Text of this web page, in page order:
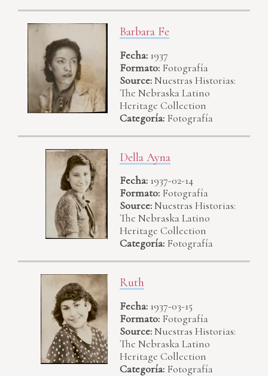
Barbara Fe
Fecha: 1937
Formato: Fotografía
Source:Nuestras Historias:
The Nebraska Latino
Heritage Collection
Categoría: Fotografía
Della Ayna
Fecha: 1937-02-14
Formato: Fotografía
Source:Nuestras Historias:
The Nebraska Latino
Heritage Collection
Categoría: Fotografía
Ruth
Fecha: 1937-03-15
Formato: Fotografía
Source:Nuestras Historias:
The Nebraska Latino
Heritage Collection
Categoría: Fotografía